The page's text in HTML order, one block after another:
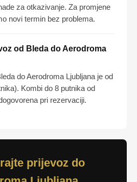
za otkazivanje. Za promjene
novi termin bez problema.
od Bleda do Aerodroma
do Aerodroma Ljubljana je od
Kombi do 8 putnika od
pri rezervaciji.
prijevoz do